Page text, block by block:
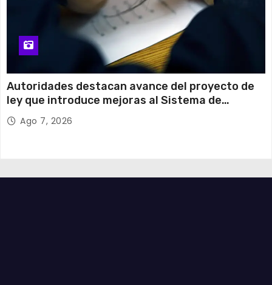
Autoridades destacan avance del proyecto de
ley que introduce mejoras al Sistema de
Admisión Escolar
Ago 7, 2026